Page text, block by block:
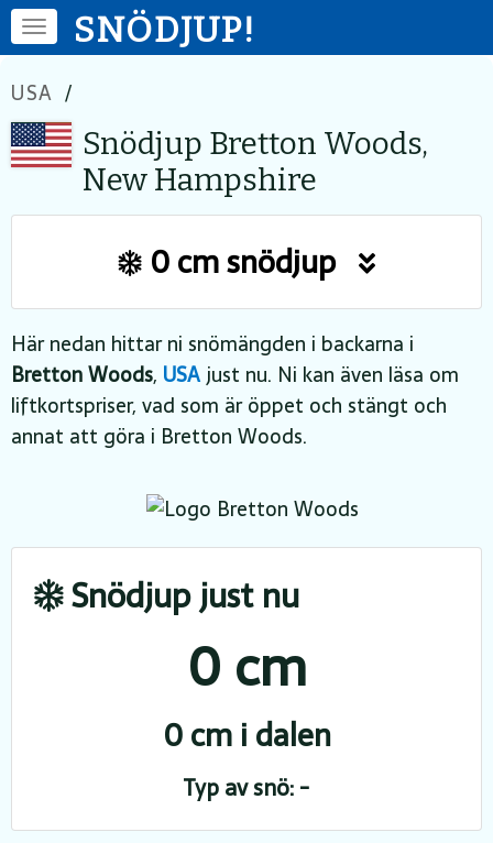
SNÖDJUP!
USA /
Snödjup Bretton Woods,
New Hampshire
0 cm snödjup
Här nedan hittar ni snömängden i backarna i
Bretton Woods, USAjust nu. Ni kan även läsa om
liftkortspriser, vad som är öppet och stängt och
annat att göra i Bretton Woods.
Snödjup just nu
0 cm
0 cm i dalen
Typ av snö: -